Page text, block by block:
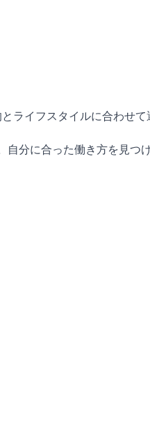
ライフスタイルに合わせて
分に合った働き方を見つ